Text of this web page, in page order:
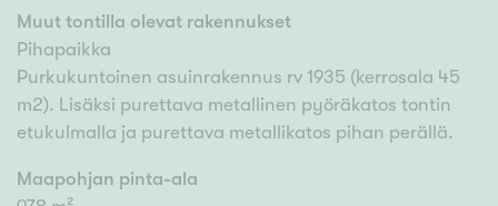
Muut tontilla olevat rakennukset
Pihapaikka
Purkukuntoinen asuinrakennus rv 1935 (kerrosala 45
m2). Lisäksi purettava metallinen pyöräkatos tontin
etukulmalla ja purettava metallikatos pihan perällä.
Maapohjan pinta-ala